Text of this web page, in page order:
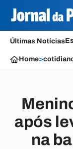
Últimas Notícias
Home>
após
na